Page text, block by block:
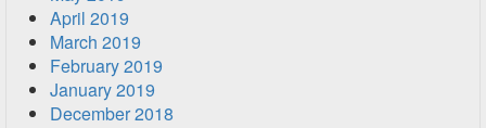
April 2019
March 2019
February 2019
January 2019
December 2018